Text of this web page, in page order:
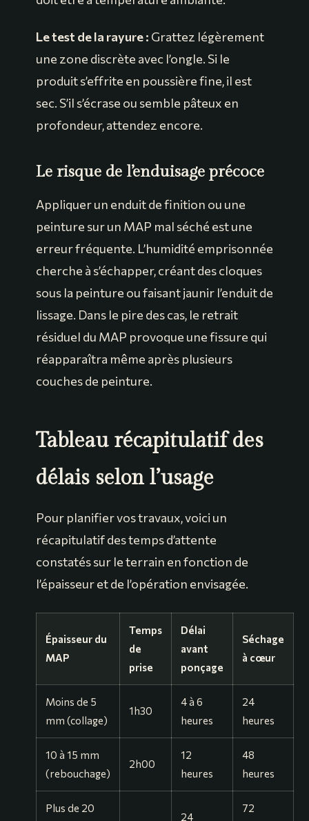
Le test de la rayure : Grattez légèrement
une zone discrète avec l’ongle. Si le
produit s’effrite en poussière fine, il est
sec. S’il s’écrase ou semble pâteux en
profondeur, attendez encore.
Le risque de l’enduisage précoce
Appliquer un enduit de finition ou une
peinture sur un MAP mal séché est une
erreur fréquente. L’humidité emprisonnée
cherche à s’échapper, créant des cloques
sous la peinture ou faisant jaunir l’enduit de
lissage. Dans le pire des cas, le retrait
résiduel du MAP provoque une fissure qui
réapparaîtra même après plusieurs
couches de peinture.
Tableau récapitulatif des
délais selon l’usage
Pour planifier vos travaux, voici un
récapitulatif des temps d’attente
constatés sur le terrain en fonction de
l’épaisseur et de l’opération envisagée.
Épaisseur du
MAP
Temps
de
prise
Délai
avant
ponçage
Séchage
à cœur
Moins de 5
mm (collage)
1h30
4 à 6
heures
24
heures
10 à 15 mm
(rebouchage)
2h00
12
heures
48
heures
Plus de 20
24
72